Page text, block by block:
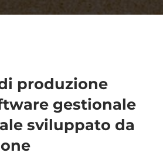
produzione
gestionale
sviluppato da